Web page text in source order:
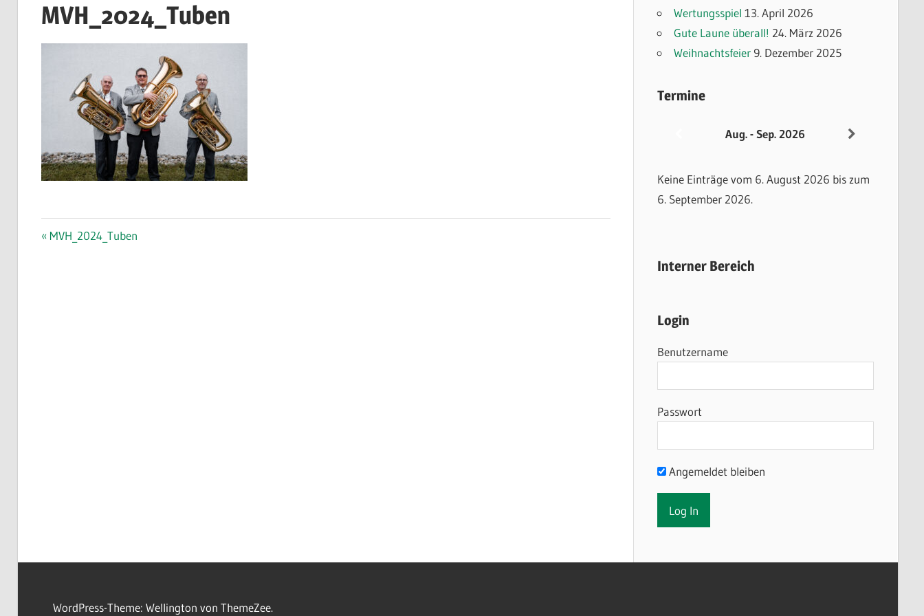
im
Kreis
Esslingen
Neckar
MVH_2024_Tuben
Beitragsnavigation
Vorheriger
MVH_2024_Tuben
Wertungsspiel 13. April 2026
Gute Laune überall! 24. März 2026
Weihnachtsfeier 9. Dezember 2025
Termine
Aug. - Sep. 2026
Keine Einträge vom 6. August 2026 bis zum
6. September 2026.
Interner Bereich
Login
Benutzername
Passwort
Angemeldet bleiben
WordPress-Theme: Wellington von ThemeZee.